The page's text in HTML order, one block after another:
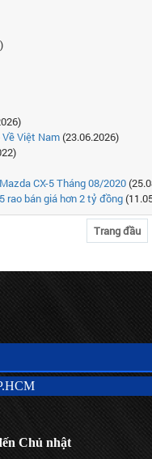
Việt Nam(23.06.2026)
CX-5 Tháng 08/2020
rao bán giá hơn 2 tỷ đồng
Trang đầu
Chủ nhật